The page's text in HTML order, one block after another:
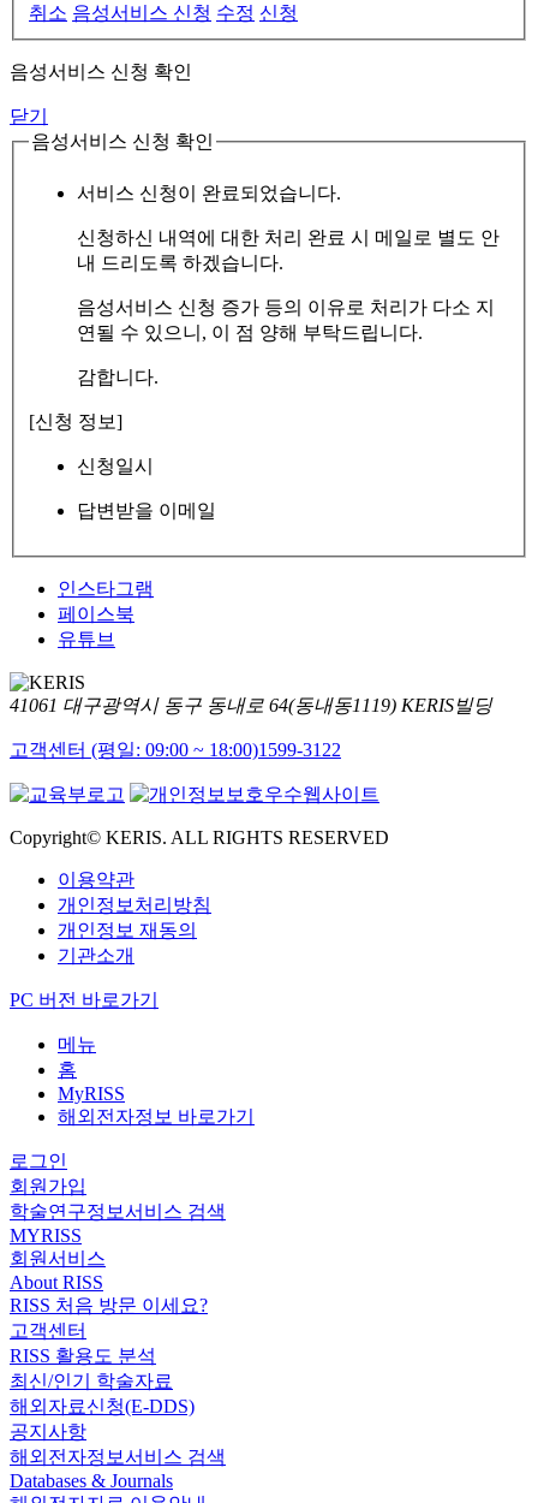
취소 음성서비스 신청 수정 신청
음성서비스 신청 확인
닫기
음성서비스 신청 확인
서비스 신청이 완료되었습니다.
신청하신 내역에 대한 처리 완료 시 메일로 별도 안
내 드리도록 하겠습니다.
음성서비스 신청 증가 등의 이유로 처리가 다소 지
연될 수 있으니, 이 점 양해 부탁드립니다.
감합니다.
[신청 정보]
신청일시
답변받을 이메일
인스타그램
페이스북
유튜브
41061 대구광역시 동구 동내로 64(동내동1119) KERIS빌딩
고객센터 (평일: 09:00 ~ 18:00)1599-3122
Copyright© KERIS. ALL RIGHTS RESERVED
이용약관
개인정보처리방침
개인정보 재동의
기관소개
PC 버전 바로가기
메뉴
홈
MyRISS
해외전자정보 바로가기
로그인
회원가입
학술연구정보서비스 검색
MYRISS
회원서비스
About RISS
RISS 처음 방문 이세요?
고객센터
RISS 활용도 분석
최신/인기 학술자료
해외자료신청(E-DDS)
공지사항
해외전자정보서비스 검색
Databases & Journals